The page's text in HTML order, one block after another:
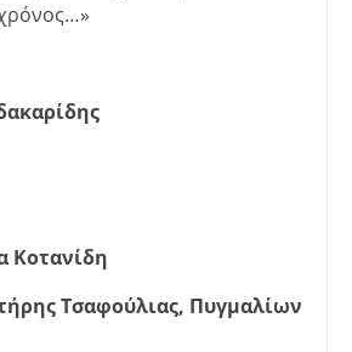
Κοτανίδη
Τσαφούλιας, Πυγμαλίων